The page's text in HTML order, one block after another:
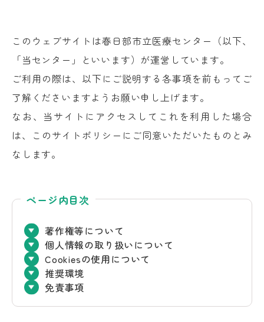
このウェブサイトは春日部市立医療センター（以下、
「当センター」といいます）が運営しています。
ご利用の際は、以下にご説明する各事項を前もってご
了解くださいますようお願い申し上げます。
なお、当サイトにアクセスしてこれを利用した場合
は、このサイトポリシーにご同意いただいたものとみ
なします。
ページ内目次
著作権等について
個人情報の取り扱いについて
Cookiesの使用について
推奨環境
免責事項